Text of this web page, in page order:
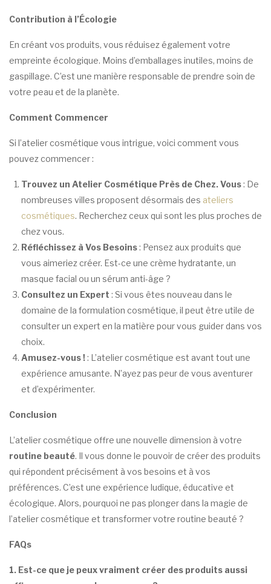
Contribution à l’Écologie
En créant vos produits, vous réduisez également votre
empreinte écologique. Moins d’emballages inutiles, moins de
gaspillage. C’est une manière responsable de prendre soin de
votre peau et de la planète.
Comment Commencer
Si l’atelier cosmétique vous intrigue, voici comment vous
pouvez commencer :
Trouvez un Atelier Cosmétique Près de Chez. Vous: De
nombreuses villes proposent désormais des ateliers
cosmétiques. Recherchez ceux qui sont les plus proches de
chez vous.
Réfléchissez à Vos Besoins: Pensez aux produits que
vous aimeriez créer. Est-ce une crème hydratante, un
masque facial ou un sérum anti-âge ?
Consultez un Expert : Si vous êtes nouveau dans le
domaine de la formulation cosmétique, il peut être utile de
consulter un expert en la matière pour vous guider dans vos
choix.
Amusez-vous !: L’atelier cosmétique est avant tout une
expérience amusante. N’ayez pas peur de vous aventurer
et d’expérimenter.
Conclusion
L’atelier cosmétique offre une nouvelle dimension à votre
routine beauté. Il vous donne le pouvoir de créer des produits
qui répondent précisément à vos besoins et à vos
préférences. C’est une expérience ludique, éducative et
écologique. Alors, pourquoi ne pas plonger dans la magie de
l’atelier cosmétique et transformer votre routine beauté ?
FAQs
1. Est-ce que je peux vraiment créer des produits aussi